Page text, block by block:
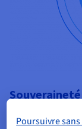
Poursuivre